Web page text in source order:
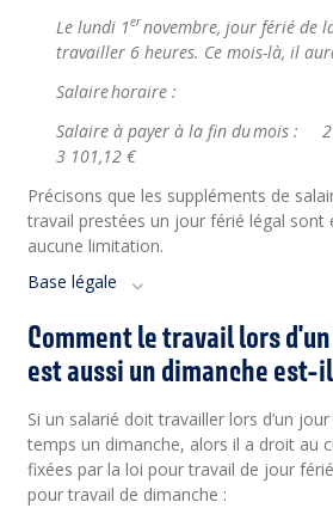
Le lundi 1ernovembre, jour férié de
travailler 6 heures. Ce mois-là, il
Salaire horaire : 2 900
Salaire à payer à la fin du mois : 2
3 101,12 €
Précisons que les suppléments de
travail prestées un jour férié légal sont
aucune limitation.
Base légale
Comment le travail lors
est aussi un dimanche est-
Si un salarié doit travailler lors d’un
temps un dimanche, alors il a droit au
fixées par la loi pour travail de jour
pour travail de dimanche :